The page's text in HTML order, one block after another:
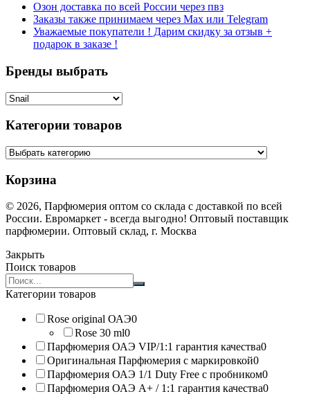
Озон доставка по всей России через пвз
Заказы также принимаем через Max или Telegram
Уважаемые покупатели ! Дарим скидку за отзыв +
подарок в заказе !
Бренды выбрать
Категории товаров
Корзина
© 2026, Парфюмерия оптом со склада с доставкой по всей
России. Евромаркет - всегда выгодно! Оптовый поставщик
парфюмерии. Оптовый склад, г. Москва
Закрыть
Поиск товаров
Search
products:
Категории товаров
Rose original ОАЭ0
Rose 30 ml0
Парфюмерия ОАЭ VIP/1:1 гарантия качества0
Оригинальная Парфюмерия с маркировкой0
Парфюмерия ОАЭ 1/1 Duty Free с пробником0
Парфюмерия ОАЭ A+ / 1:1 гарантия качества0